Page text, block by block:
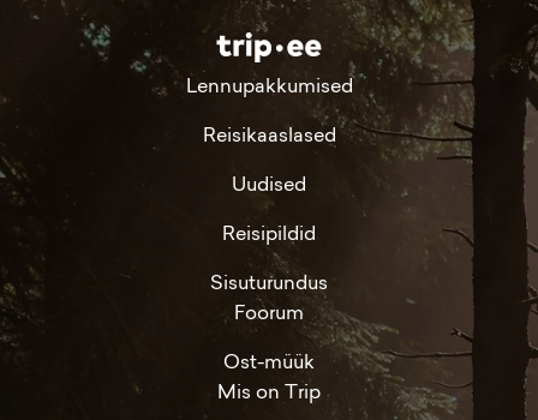
Lennupakkumised
Reisikaaslased
Uudised
Reisipildid
Sisuturundus
Foorum
Ost-müük
Mis on Trip